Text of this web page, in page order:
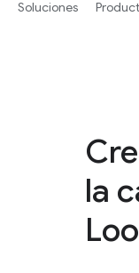
la
Soluciones